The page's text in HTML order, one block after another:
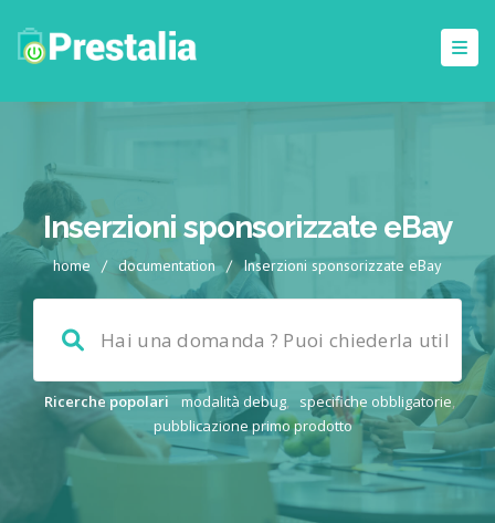
Inserzioni sponsorizzate eBay
home / documentation / Inserzioni sponsorizzate eBay
Ricerche popolari modalità debug, specifiche obbligatorie,
pubblicazione primo prodotto